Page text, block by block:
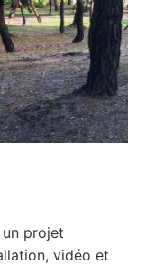
projet
vidéo et